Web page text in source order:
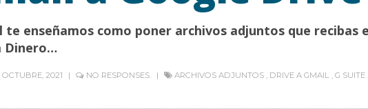
enseñamos como poner archivos adjuntos que recibas
Dinero…
2021 NO RESPONSES. ARCHIVOS ADJUNTOS, DRIVE A GMAIL, G SUITE